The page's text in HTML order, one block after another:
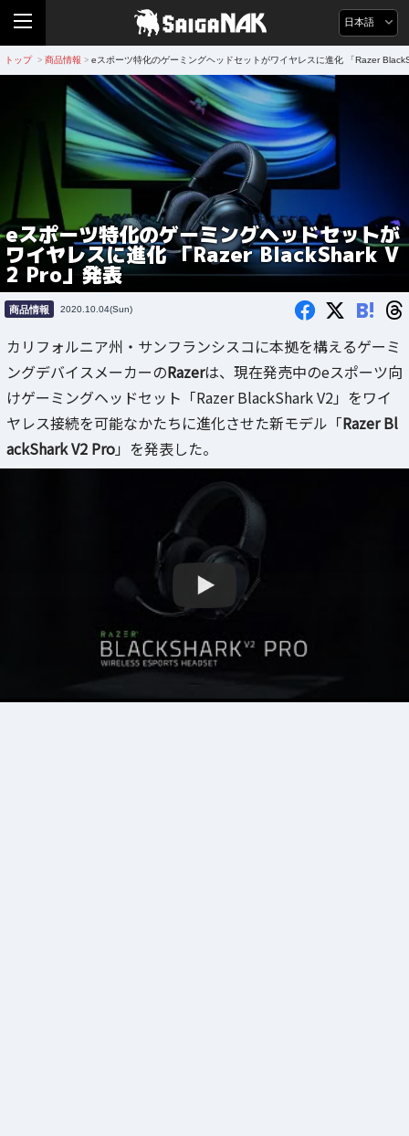
日本語
トップ > 商品情報 > eスポーツ特化のゲーミングヘッドセットがワイヤレスに進化 「Razer
eスポーツ特化のゲーミングヘッドセットが
ワイヤレスに進化 「Razer BlackShark V
2 Pro」発表
商品情報 2020.10.04(Sun) B!
カリフォルニア州・サンフランシスコに本拠を構えるゲーミ
ングデバイスメーカーのRazerは、現在発売中のeスポーツ向
けゲーミングヘッドセット「Razer BlackShark V2」をワイ
ヤレス接続を可能なかたちに進化させた新モデル「Razer Bl
ackShark V2 Pro」を発表した。